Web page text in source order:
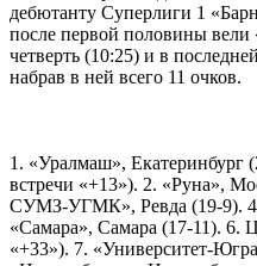
дебютанту Суперлиги 1
после первой половины вели
четверть (10:25) и в
набрав в ней всего 11 очков.
1. «Уралмаш», Екатеринбург
встречи «+13»). 2. «Руна»,
СУМЗ-УГМК», Ревда (19-9).
«Самара», Самара (17-11).
«+33»). 7. «Университет-